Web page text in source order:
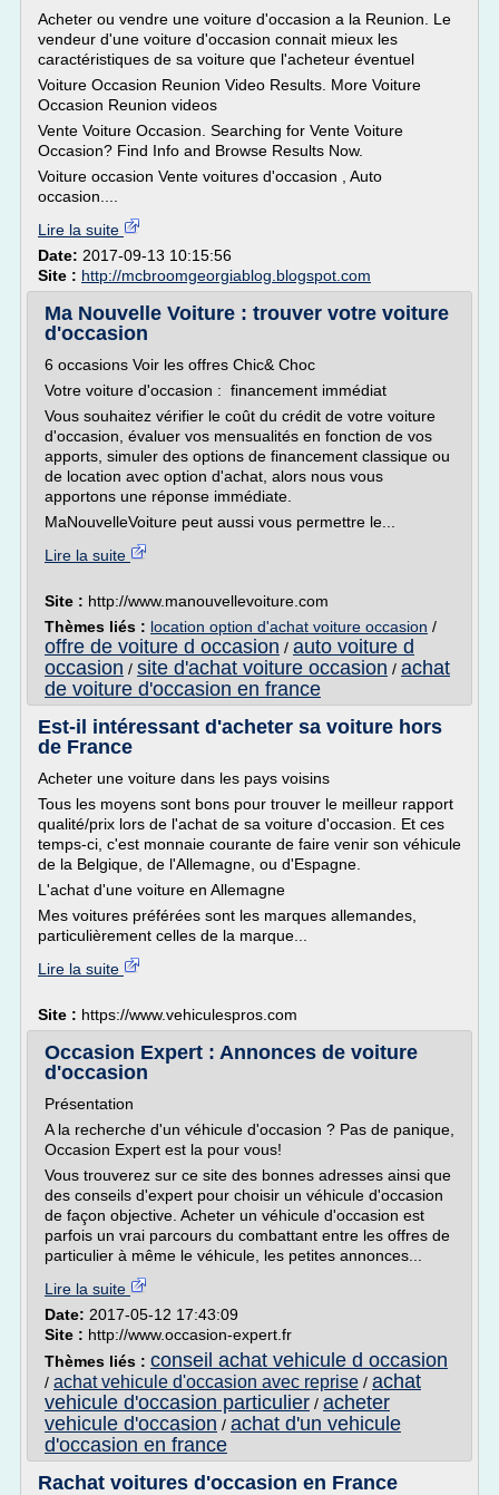
Acheter ou vendre une voiture d'occasion a la Reunion. Le
vendeur d'une voiture d'occasion connait mieux les
caractéristiques de sa voiture que l'acheteur éventuel
Voiture Occasion Reunion Video Results. More Voiture
Occasion Reunion videos
Vente Voiture Occasion. Searching for Vente Voiture
Occasion? Find Info and Browse Results Now.
Voiture occasion Vente voitures d'occasion , Auto
occasion....
Lire la suite
Date: 2017-09-13 10:15:56
Site : http://mcbroomgeorgiablog.blogspot.com
Ma Nouvelle Voiture : trouver votre voiture
d'occasion
6 occasions Voir les offres Chic& Choc
Votre voiture d'occasion : financement immédiat
Vous souhaitez vérifier le coût du crédit de votre voiture
d'occasion, évaluer vos mensualités en fonction de vos
apports, simuler des options de financement classique ou
de location avec option d'achat, alors nous vous
apportons une réponse immédiate.
MaNouvelleVoiture peut aussi vous permettre le...
Lire la suite
Site : http://www.manouvellevoiture.com
Thèmes liés : location option d'achat voiture occasion /
offre de voiture d occasion / auto voiture d
occasion / site d'achat voiture occasion / achat
de voiture d'occasion en france
Est-il intéressant d'acheter sa voiture hors
de France
Acheter une voiture dans les pays voisins
Tous les moyens sont bons pour trouver le meilleur rapport
qualité/prix lors de l'achat de sa voiture d'occasion. Et ces
temps-ci, c'est monnaie courante de faire venir son véhicule
de la Belgique, de l'Allemagne, ou d'Espagne.
L'achat d'une voiture en Allemagne
Mes voitures préférées sont les marques allemandes,
particulièrement celles de la marque...
Lire la suite
Site : https://www.vehiculespros.com
Occasion Expert : Annonces de voiture
d'occasion
Présentation
A la recherche d'un véhicule d'occasion ? Pas de panique,
Occasion Expert est la pour vous!
Vous trouverez sur ce site des bonnes adresses ainsi que
des conseils d'expert pour choisir un véhicule d'occasion
de façon objective. Acheter un véhicule d'occasion est
parfois un vrai parcours du combattant entre les offres de
particulier à même le véhicule, les petites annonces...
Lire la suite
Date: 2017-05-12 17:43:09
Site : http://www.occasion-expert.fr
Thèmes liés : conseil achat vehicule d occasion
/ achat vehicule d'occasion avec reprise / achat
vehicule d'occasion particulier / acheter
vehicule d'occasion / achat d'un vehicule
d'occasion en france
Rachat voitures d'occasion en France